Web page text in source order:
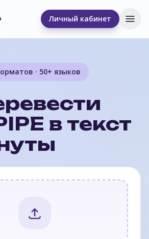
Личный кабинет
· 50+ языков
в текст